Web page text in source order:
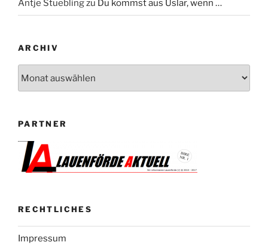
Antje Stueblingzu Du kommst aus Uslar, wenn …
ARCHIV
PARTNER
RECHTLICHES
Impressum